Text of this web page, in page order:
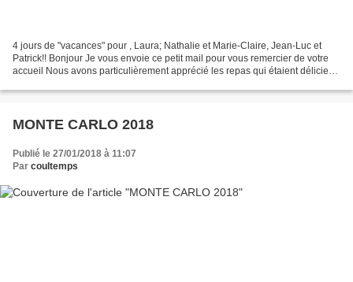
4 jours de "vacances" pour , Laura; Nathalie et Marie-Claire, Jean-Luc et
Patrick!! Bonjour Je vous envoie ce petit mail pour vous remercier de votre
accueil Nous avons particulièrement apprécié les repas qui étaient délicieux
MONTE CARLO 2018
Publié le 27/01/2018 à 11:07
Par coultemps